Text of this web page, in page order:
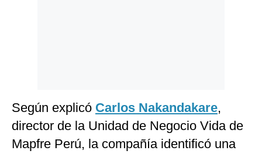
Según explicó Carlos Nakandakare,
director de la Unidad de Negocio Vida de
Mapfre Perú, la compañía identificó una